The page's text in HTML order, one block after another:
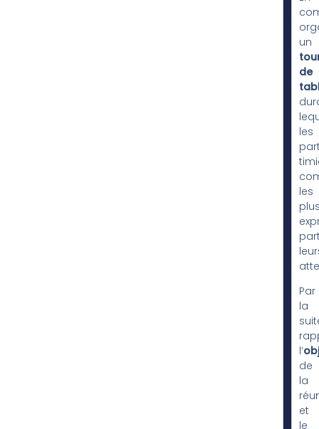
un
de
les
les
Par
la
l’
de
la
et
le